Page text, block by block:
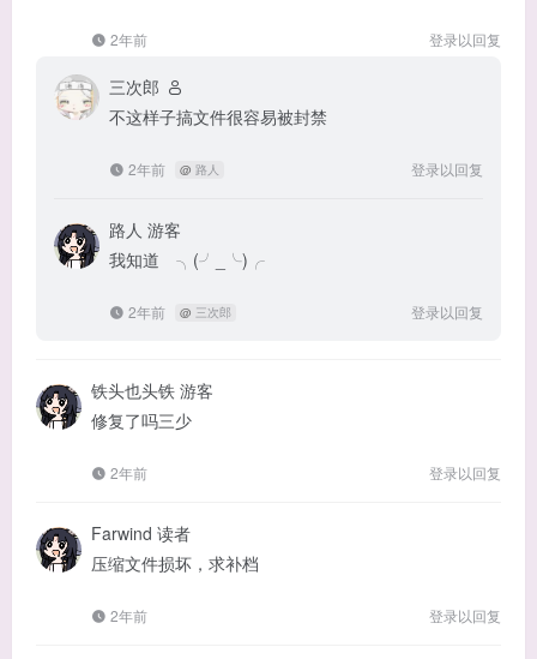
2年前 登录以回复
三次郎
不这样子搞文件很容易被封禁
2年前 @ 路人 登录以回复
路人 游客
我知道 ╮(╯_╰)╭
2年前 @ 三次郎 登录以回复
铁头也头铁 游客
修复了吗三少
2年前 登录以回复
Farwind 读者
压缩文件损坏，求补档
2年前 登录以回复